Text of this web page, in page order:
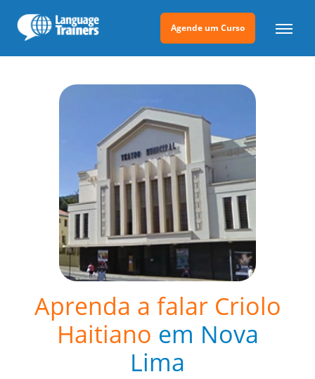
Agende um Curso
Aprenda a falar Criolo
Haitiano em Nova
Lima